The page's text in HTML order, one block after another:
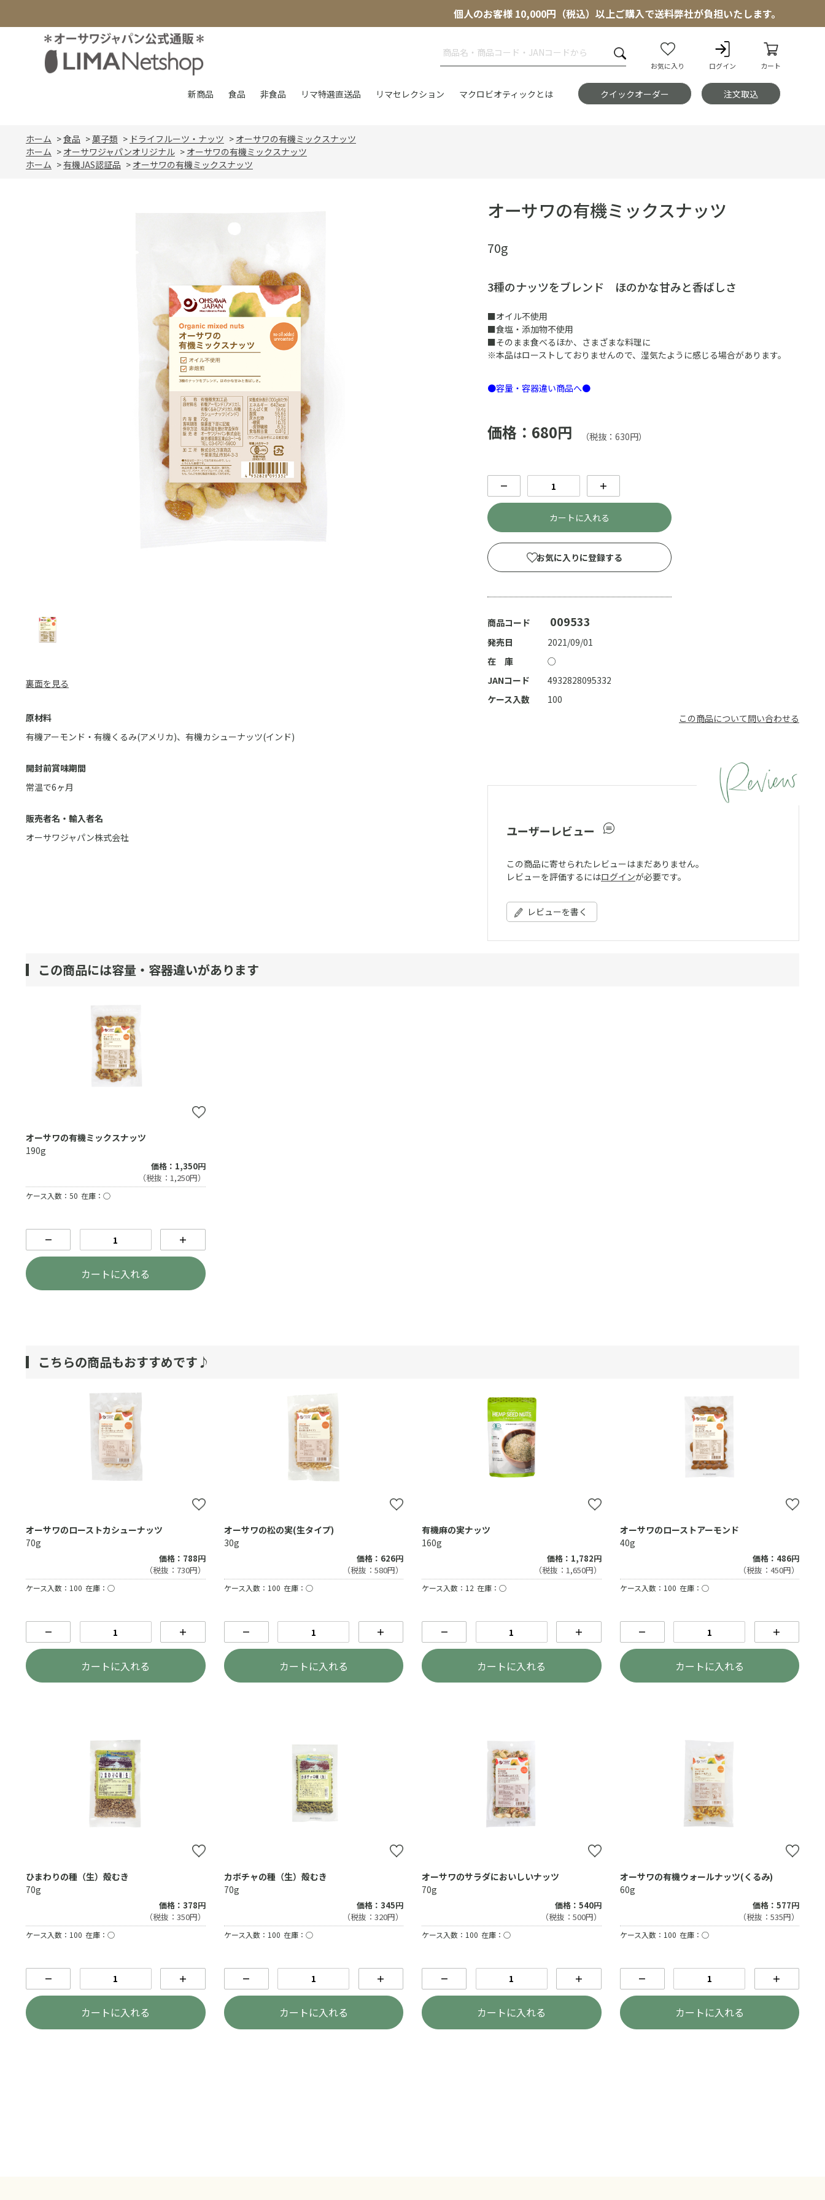
個人のお客様 10,000円（税込）以上ご購入で送料弊社が負担いたします。
お気に入り ログイン カート
新商品 食品 非食品 リマ特選直送品 リマセレクション マクロビオティックとは クイックオーダー 注文取込
ホーム >食品 >菓子類 > ドライフルーツ・ナッツ > オーサワの有機ミックスナッツ
ホーム > オーサワジャパンオリジナル > オーサワの有機ミックスナッツ
ホーム >有機JAS認証品 > オーサワの有機ミックスナッツ
裏面を見る
原材料
有機アーモンド・有機くるみ(アメリカ)、有機カシューナッツ(インド)
開封前賞味期間
常温で6ヶ月
販売者名・輸入者名
オーサワジャパン株式会社
オーサワの有機ミックスナッツ
70g
3種のナッツをブレンド ほのかな甘みと香ばしさ
■オイル不使用
■食塩・添加物不使用
■そのまま食べるほか、さまざまな料理に
※本品はローストしておりませんので、湿気たように感じる場合があります。
●容量・容器違い商品へ●
価格：680円 （税抜：630円）
商品コード 009533
発売日
2021/09/01
在 庫
○
－ ＋
カートに入れる
お気に入りに登録する
JANコード
4932828095332
ケース入数
100
この商品について問い合わせる
ユーザーレビュー
この商品に寄せられたレビューはまだありません。
レビューを評価するにはログインが必要です。
レビューを書く
この商品には容量・容器違いがあります
オーサワの有機ミックスナッツ
190g
価格：1,350円
（税抜：1,250円）
ケース入数：50 在庫：○
－ ＋
カートに入れる
こちらの商品もおすすめです♪
オーサワのローストカシューナッツ
70g
価格：788円
（税抜：730円）
ケース入数：100 在庫：○
－ ＋
カートに入れる
オーサワの松の実(生タイプ)
30g
価格：626円
（税抜：580円）
ケース入数：100 在庫：○
－ ＋
カートに入れる
有機麻の実ナッツ
160g
価格：1,782円
（税抜：1,650円）
ケース入数：12 在庫：○
－ ＋
カートに入れる
オーサワのローストアーモンド
40g
価格：486円
（税抜：450円）
ケース入数：100 在庫：○
－ ＋
カートに入れる
ひまわりの種（生）殻むき
70g
価格：378円
（税抜：350円）
ケース入数：100 在庫：○
－ ＋
カートに入れる
カボチャの種（生）殻むき
70g
価格：345円
（税抜：320円）
ケース入数：100 在庫：○
－ ＋
カートに入れる
オーサワのサラダにおいしいナッツ
70g
価格：540円
（税抜：500円）
ケース入数：100 在庫：○
－ ＋
カートに入れる
オーサワの有機ウォールナッツ(くるみ)
60g
価格：577円
（税抜：535円）
ケース入数：100 在庫：○
－ ＋
カートに入れる